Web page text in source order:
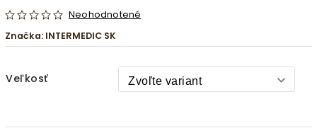
Neohodnotené
Značka: INTERMEDIC SK
Veľkosť